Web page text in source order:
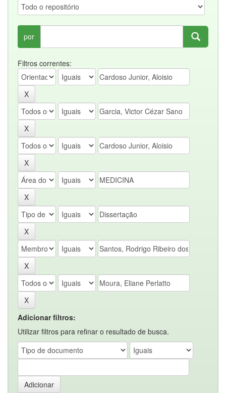
por
Filtros correntes:
Adicionar filtros:
Utilizar filtros para refinar o resultado de busca.